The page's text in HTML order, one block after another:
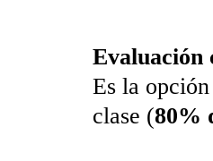
Evaluación
Es la
clase (80%